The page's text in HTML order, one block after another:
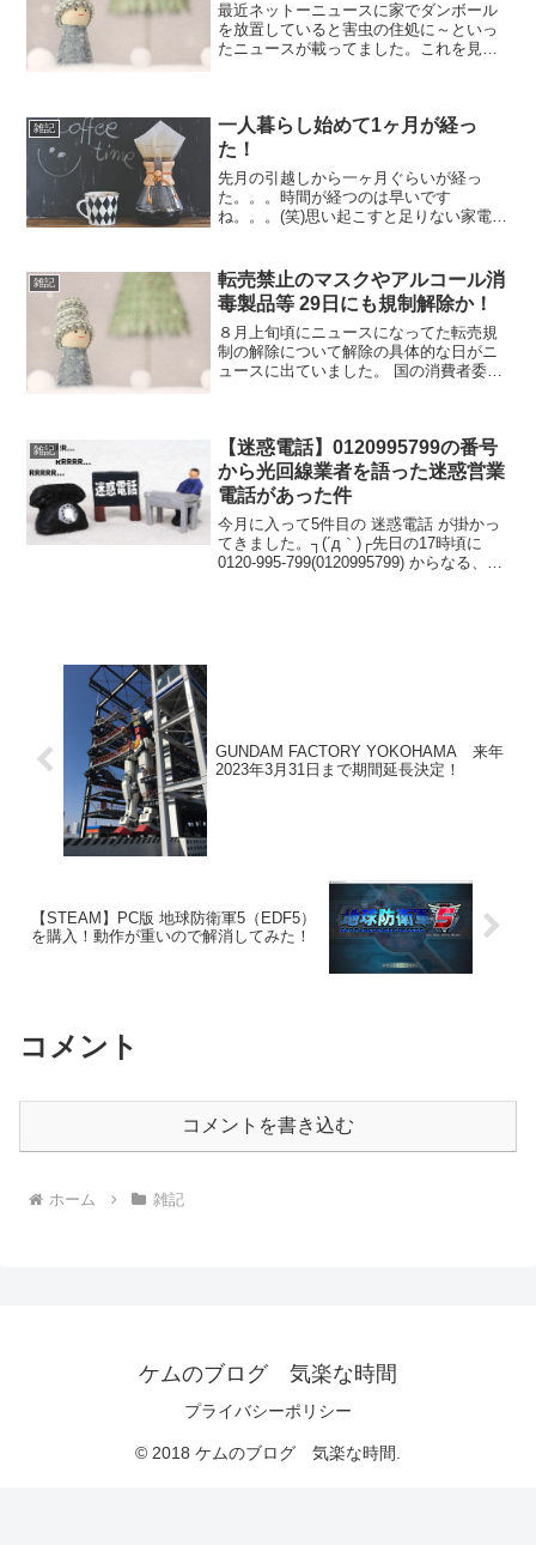
最近ネットーニュースに家でダンボール
を放置していると害虫の住処に～といっ
たニュースが載ってました。これを見て
構前から言われてて湿気を...
雑記
一人暮らし始めて1ヶ月が経っ
た！
先月の引越しから一ヶ月ぐらいが経っ
た。。。時間が経つのは早いです
ね。。。(笑)思い起こすと足りない家電探
った感じです(笑)他には一人暮らしになっ
た分、色々と自由になった...
雑記
転売禁止のマスクやアルコール消
毒製品等 29日にも規制解除か！
８月上旬頃にニュースになってた転売規
制の解除について解除の具体的な日がニ
ュースに出ていました。 国の消費者委員
買占め行為が発生しな...
雑記
【迷惑電話】0120995799の番号
から光回線業者を語った迷惑営業
電話があった件
今月に入って5件目の 迷惑電話 が掛かっ
てきました。┐(´д｀)┌先日の17時頃に
0120-995-799(0120995799) からなる、迷
GUNDAM FACTORY YOKOHAMA 来年
2023年3月31日まで期間延長決定！
【STEAM】PC版 地球防衛軍5（EDF5）
を購入！動作が重いので解消してみた！
コメント
コメントを書き込む
ホーム 雑記
ケムのブログ 気楽な時間
プライバシーポリシー
© 2018 ケムのブログ 気楽な時間.